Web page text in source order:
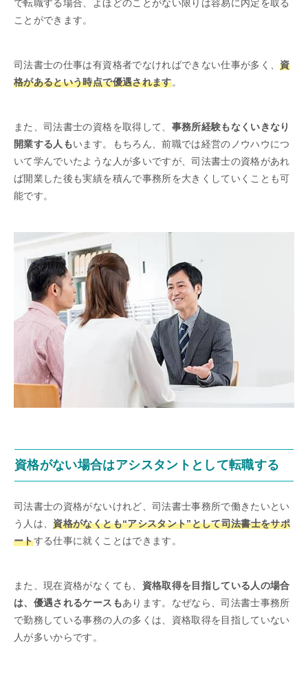
で転職する場合、よほどのことがない限りは容易に内定を取る
ことができます。
司法書士の仕事は有資格者でなければできない仕事が多く、資
格があるという時点で優遇されます。
また、司法書士の資格を取得して、 事務所経験もなくいきなり
開業する人もいます。もちろん、前職では経営のノウハウにつ
いて学んでいたような人が多いですが、司法書士の資格があれ
ば開業した後も実績を積んで事務所を大きくしていくことも可
能です。
資格がない場合はアシスタントとして転職する
司法書士の資格がないけれど、司法書士事務所で働きたいとい
う人は、資格がなくとも“アシスタント”として司法書士をサポ
ートする仕事に就くことはできます。
また、現在資格がなくても、 資格取得を目指している人の場合
は、優遇されるケースもあります。なぜなら、司法書士事務所
で勤務している事務の人の多くは、資格取得を目指していない
人が多いからです。